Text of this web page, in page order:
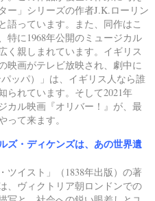
ー」シリーズの作者J.K.ローリン
っています。
また、同作はこ
特に1968年公開のミュージカル
親しまれています。 イギリス
画がテレビ放映され、 劇中に
ッパ）」は、 イギリス人なら誰
れています。 そして2021年
ル映画『オリバー！』が、 最
て来ます。
ズ・ディケンズは、あの世界遺
ツイスト」（1838年出版）の著
、ヴィクトリア朝ロンドンでの